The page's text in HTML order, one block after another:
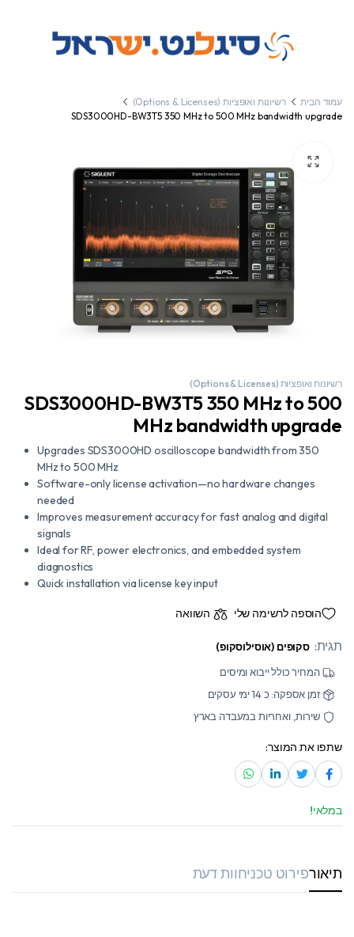
עמוד הבית
רשיונות ואופציות (Options & Licenses)
SDS3000HD-BW3T5 350 MHz to 500 MHz bandwidth upgrade
רשיונות ואופציות (Options & Licenses)
SDS3000HD-BW3T5 350 MHz to 500
MHz bandwidth upgrade
Upgrades SDS3000HD oscilloscope bandwidth from 350
MHz to 500 MHz
Software-only license activation—no hardware changes
needed
Improves measurement accuracy for fast analog and digital
signals
Ideal for RF, power electronics, and embedded system
diagnostics
Quick installation via license key input
הוספה לרשימה שלי השוואה
תגית: סקופים (אוסילוסקופ)
המחיר כולל ייבוא ומיסים
זמן אספקה: כ 14 ימי עסקים
שירות, ואחריות במעבדה בארץ
שתפו את המוצר:
במלאי!
תיאורפירוט טכניחוות דעת